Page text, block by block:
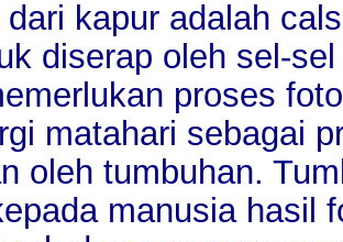
kapur adalah
diserap oleh sel-
proses
matahari sebagai
oleh tumbuhan.
manusia hasil